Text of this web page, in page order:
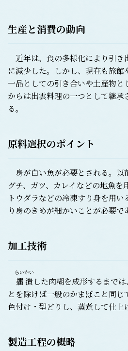
生産と消費の動向
近年は、食の多様化により引き
に減少した。しかし、現在も旅
一品としての引き合いや土産物と
からは出雲料理の一つとして継承
る。
原料選択のポイント
身が白い魚が必要とされる。以
グチ、ガツ、カレイなどの地魚を
トウダラなどの冷凍すり身を用
り身のきめが細かいことが必要で
加工技術
擂潰
らいかい
した肉糊を成形するまで
とを除けば一般のかまぼこと同
色付け・型どりし、蒸煮して仕上
製造工程の概略